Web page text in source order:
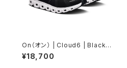
On（オン） | Cloud6 | Black/
White | Women
¥18,700